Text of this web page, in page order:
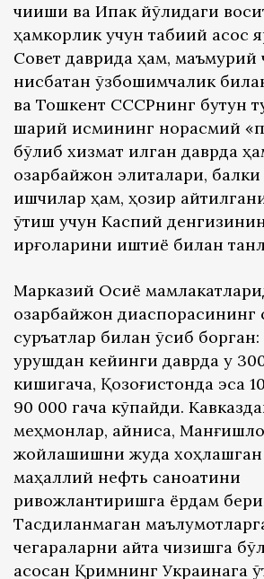
чиқиши ва Ипак йўлидаги
ҳамкорлик учун табиий асос
Совет даврида ҳам, маъмурий
нисбатан ўзбошимчалик
ва Тошкент СССРнинг бутун
шарқий қисмининг норасмий
бўлиб хизмат қилган даврда
озарбайжон элиталари,
ишчилар ҳам, ҳозир
ўтиш учун Каспий
қирғоқларини иштиёқ билан
Марказий Осиё
озарбайжон диаспорасининг
суръатлар билан ўсиб
урушдан кейинги даврда у
кишигача, Қозоғистонда эса
90 000 гача кўпайди.
меҳмонлар, айниқса,
жойлашишни жуда хоҳлашган
маҳаллий нефть саноатини
ривожлантиришга ёрдам
Тасдиқланмаган
чегараларни қайта чизишга
асосан Қримнинг Украинага